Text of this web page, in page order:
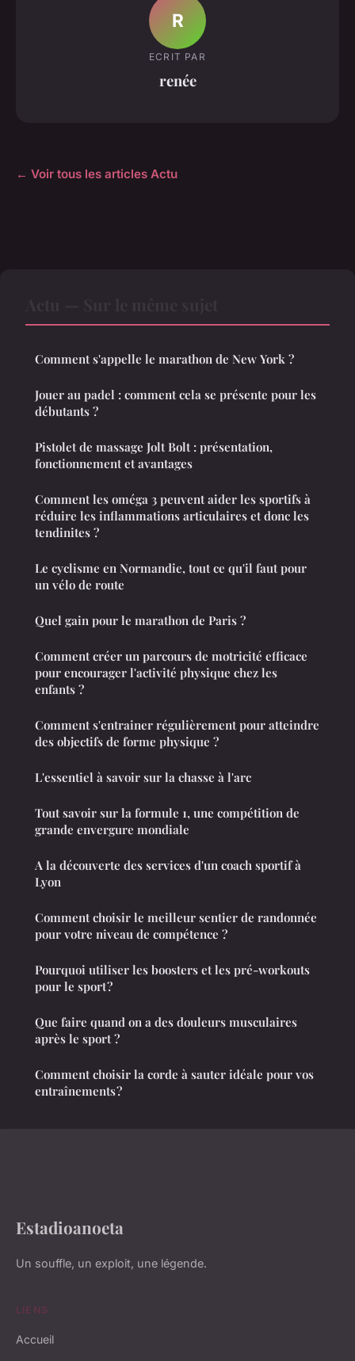
R
ECRIT PAR
renée
← Voir tous les articles Actu
Comment s'appelle le marathon de New York ?
Jouer au padel : comment cela se présente pour les
débutants ?
Pistolet de massage Jolt Bolt : présentation,
fonctionnement et avantages
Comment les oméga 3 peuvent aider les sportifs à
réduire les inflammations articulaires et donc les
tendinites ?
Le cyclisme en Normandie, tout ce qu'il faut pour
un vélo de route
Quel gain pour le marathon de Paris ?
Comment créer un parcours de motricité efficace
pour encourager l'activité physique chez les
enfants ?
Comment s'entrainer régulièrement pour atteindre
des objectifs de forme physique ?
L'essentiel à savoir sur la chasse à l'arc
Tout savoir sur la formule 1, une compétition de
grande envergure mondiale
A la découverte des services d'un coach sportif à
Lyon
Comment choisir le meilleur sentier de randonnée
pour votre niveau de compétence ?
Pourquoi utiliser les boosters et les pré-workouts
pour le sport ?
Que faire quand on a des douleurs musculaires
après le sport ?
Comment choisir la corde à sauter idéale pour vos
entraînements ?
Estadioanoeta
Un souffle, un exploit, une légende.
LIENS
Accueil